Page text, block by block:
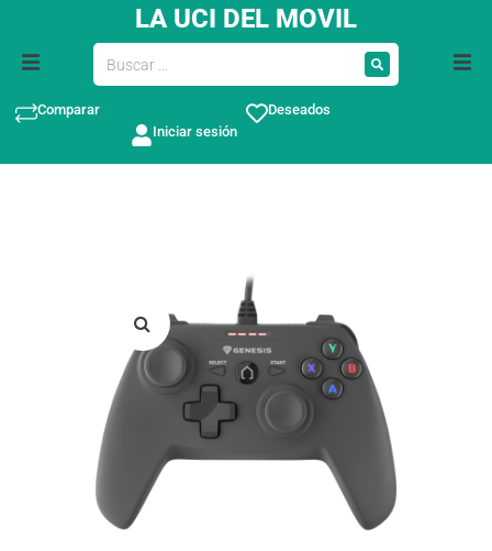
LA UCI DEL MOVIL
Comparar
Deseados
Iniciar sesión